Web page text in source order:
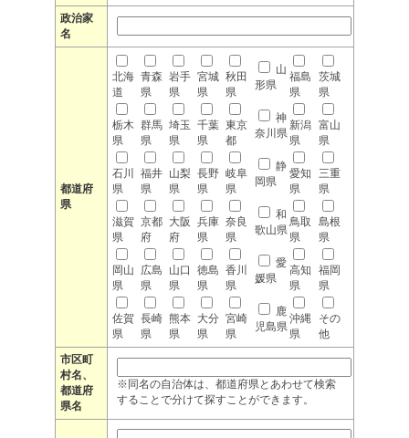
政治家
名
都道府
県
北海
道
青森
県
岩手
県
宮城
県
秋田
県
山
形県
福島
県
茨城
県
栃木
県
群馬
県
埼玉
県
千葉
県
東京
都
神
奈川県
新潟
県
富山
県
石川
県
福井
県
山梨
県
長野
県
岐阜
県
静
岡県
愛知
県
三重
県
滋賀
県
京都
府
大阪
府
兵庫
県
奈良
県
和
歌山県
鳥取
県
島根
県
岡山
県
広島
県
山口
県
徳島
県
香川
県
愛
媛県
高知
県
福岡
県
佐賀
県
長崎
県
熊本
県
大分
県
宮崎
県
鹿
児島県
沖縄
県
その
他
市区町
村名、
都道府
県名
※同名の自治体は、都道府県とあわせて検索
することで分けて探すことができます。